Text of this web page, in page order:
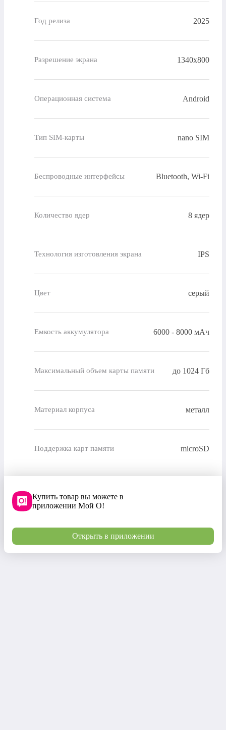
Год релиза 2025
Разрешение экрана 1340x800
Операционная система Android
Тип SIM-карты nano SIM
Беспроводные интерфейсы Bluetooth, Wi-Fi
Количество ядер 8 ядер
Технология изготовления экрана IPS
Цвет серый
Емкость аккумулятора 6000 - 8000 мАч
Максимальный объем карты памяти до 1024 Гб
Материал корпуса металл
Поддержка карт памяти microSD
Купить товар вы можете в
приложении Мой О!
Открыть в приложении